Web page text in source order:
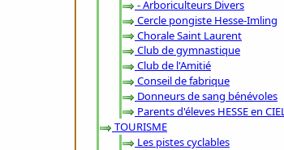
- Arboriculteurs Divers
Cercle pongiste Hesse-Imling
Chorale Saint Laurent
Club de gymnastique
Club de l'Amitié
Conseil de fabrique
Donneurs de sang bénévoles
Parents d'éleves HESSE en CIEL
TOURISME
Les pistes cyclables